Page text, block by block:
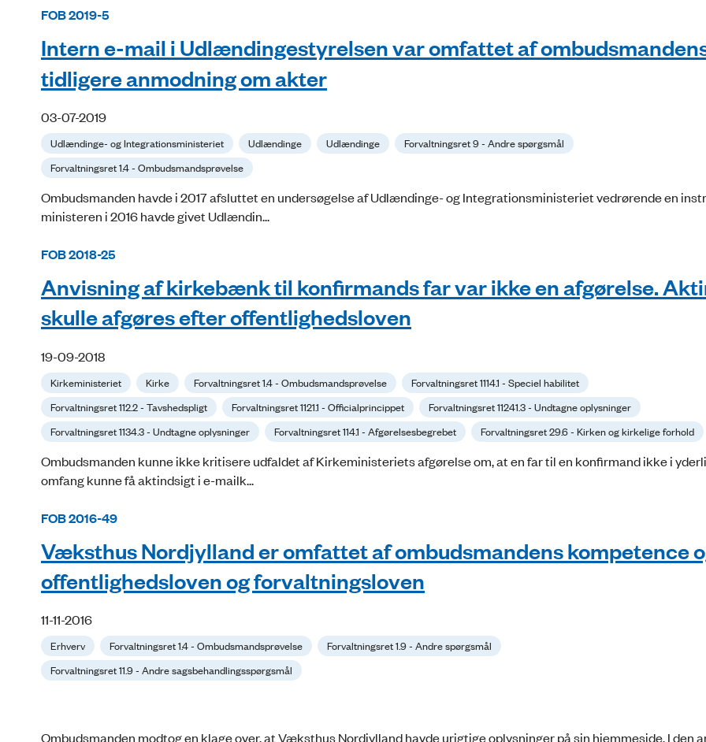
FOB 2019-5
Intern e-mail i Udlændingestyrelsen var omfattet af
tidligere anmodning om akter
03-07-2019
Udlændinge- og Integrationsministeriet Udlændinge Udlændinge
Forvaltningsret 9 - Andre spørgsmål
Forvaltningsret 1.4 - Ombudsmandsprøvelse
Ombudsmanden havde i 2017 afsluttet en undersøgelse af Udlændinge- og Integrationsministeriet vedrørende en
ministeren i 2016 havde givet Udlændin...
FOB 2018-25
Anvisning af kirkebænk til konfirmands far var ikke en afgørelse.
skulle afgøres efter offentlighedsloven
19-09-2018
Kirkeministeriet Kirke Forvaltningsret 1.4 - Ombudsmandsprøvelse
Forvaltningsret 1114.1 - Speciel habilitet
Forvaltningsret 112.2 - Tavshedspligt
Forvaltningsret 1121.1 - Officialprincippet
Forvaltningsret 11241.3 - Undtagne oplysninger
Forvaltningsret 1134.3 - Undtagne oplysninger
Forvaltningsret 114.1 - Afgørelsesbegrebet Forvaltningsret 29.6 - Kirken og kirkelige forhold
Ombudsmanden kunne ikke kritisere udfaldet af Kirkeministeriets afgørelse om, at en far til en konfirmand ikke i
omfang kunne få aktindsigt i e-mailk...
FOB 2016-49
Væksthus Nordjylland er omfattet af ombudsmandens kompetence
offentlighedsloven og forvaltningsloven
11-11-2016
Erhverv Forvaltningsret 1.4 - Ombudsmandsprøvelse
Forvaltningsret 1.9 - Andre spørgsmål
Forvaltningsret 11.9 - Andre sagsbehandlingsspørgsmål
Ombudsmanden modtog en klage over, at Væksthus Nordjylland havde urigtige oplysninger på sin hjemmeside. I den